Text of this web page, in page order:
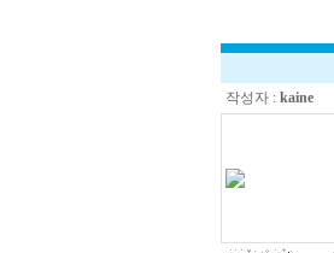
작성자 : kaine